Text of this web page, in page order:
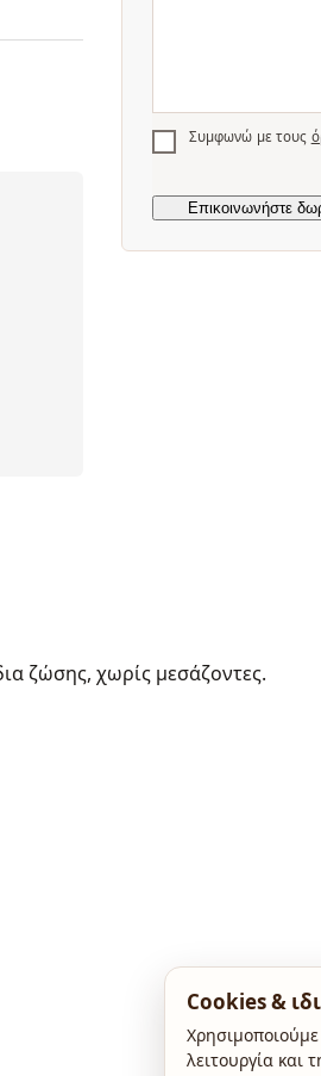
Συμφωνώ με τους
ζώσης, χωρίς μεσάζοντες.
Cookies &
λειτουργία